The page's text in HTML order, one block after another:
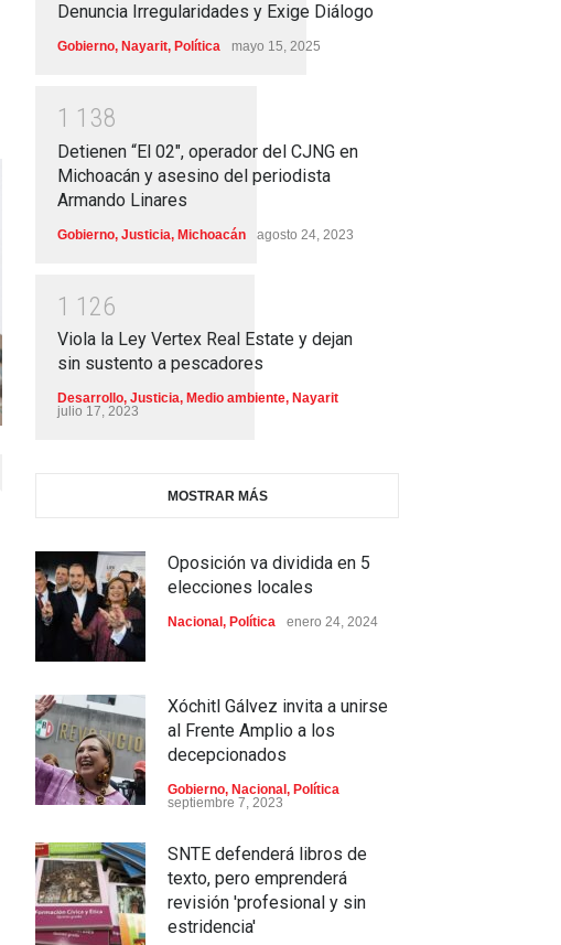
Denuncia Irregularidades y Exige Diálogo
Gobierno, Nayarit, Política mayo 15, 2025
1 1 38
Detienen “El 02″, operador del CJNG en
Michoacán y asesino del periodista
Armando Linares
Gobierno, Justicia, Michoacán agosto 24, 2023
1 1 26
Viola la Ley Vertex Real Estate y dejan
sin sustento a pescadores
Desarrollo, Justicia, Medio ambiente, Nayarit
julio 17, 2023
MOSTRAR MÁS
Oposición va dividida en 5
elecciones locales
Nacional , Política enero 24, 2024
Xóchitl Gálvez invita a unirse
al Frente Amplio a los
decepcionados
Gobierno, Nacional , Política
septiembre 7, 2023
SNTE defenderá libros de
texto, pero emprenderá
revisión 'profesional y sin
estridencia'